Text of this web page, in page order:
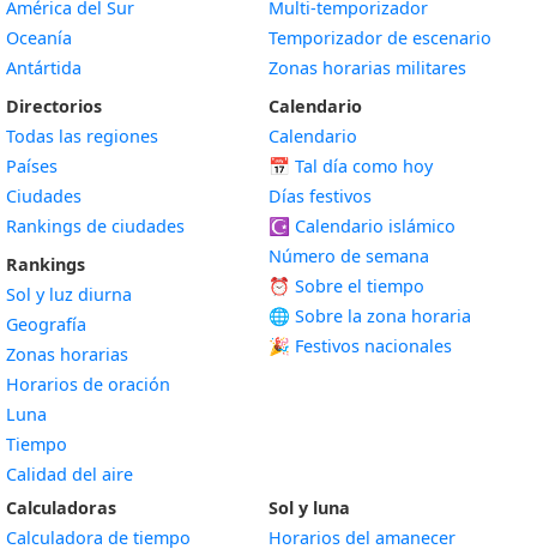
América del Sur
Oceanía
Antártida
Directorios
Todas las regiones
Países
Ciudades
Rankings de ciudades
Rankings
Sol y luz diurna
Geografía
Zonas horarias
Horarios de oración
Luna
Tiempo
Calidad del aire
Multi-temporizador
Temporizador de escenario
Zonas horarias militares
Calendario
Calendario
📅 Tal día como hoy
Días festivos
☪️ Calendario islámico
Número de semana
⏰ Sobre el tiempo
🌐 Sobre la zona horaria
🎉 Festivos nacionales
Calculadoras
Calculadora de tiempo
Sol y luna
Horarios del amanecer